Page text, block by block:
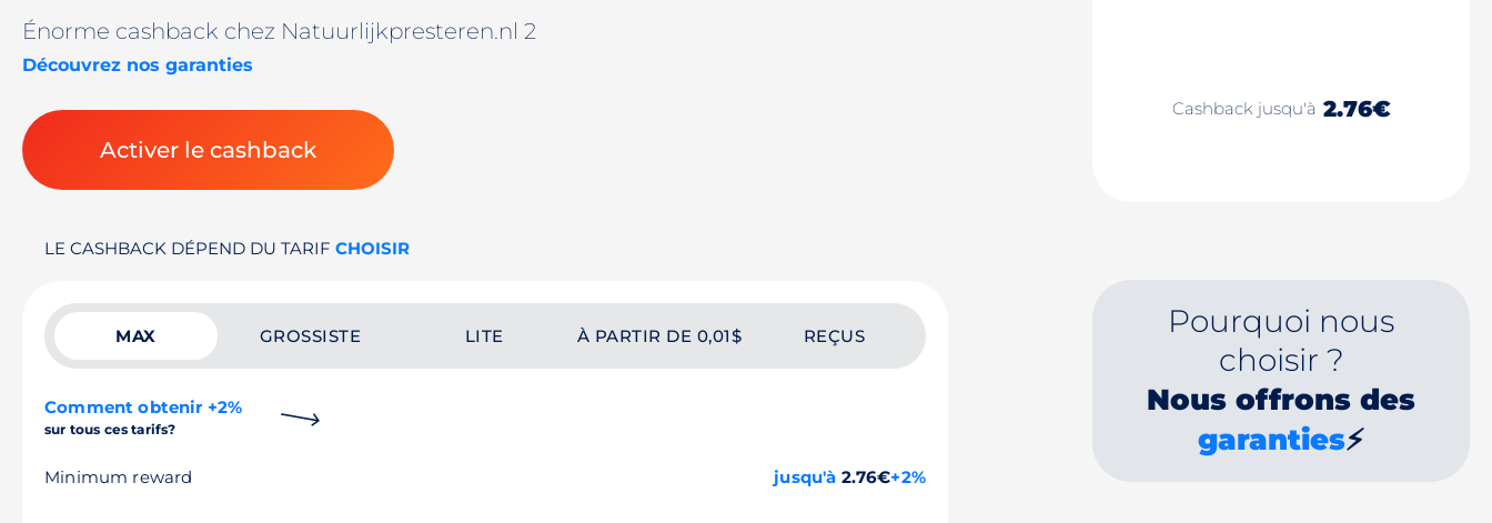
Énorme cashback chez Natuurlijkpresteren.nl 2
Découvrez nos garanties
Activer le cashback
Cashback jusqu'à 2.76€
LE CASHBACK DÉPEND DU TARIF CHOISIR
MAX GROSSISTE LITE À PARTIR DE 0,01$ REÇUS
Comment obtenir +2%
sur tous ces tarifs?
Minimum reward jusqu'à 2.76€+2%
Pourquoi nous
choisir ?
Nous offrons des
garanties⚡